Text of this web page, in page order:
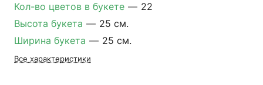
Кол-во цветов в букете — 22
Высота букета — 25 см.
Ширина букета — 25 см.
Все характеристики